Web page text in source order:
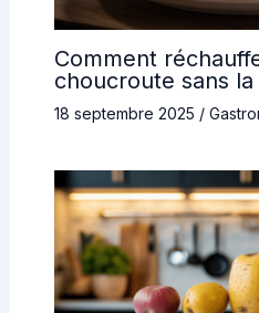
Comment
choucroute sans
18 septembre 2025 /